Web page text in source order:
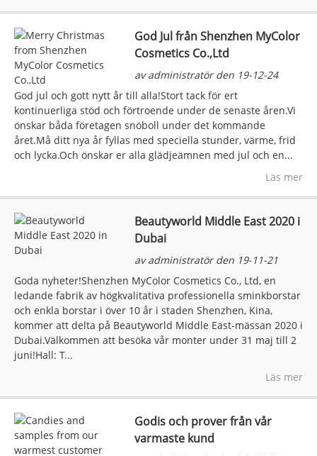
God Jul från Shenzhen MyColor
Cosmetics Co.,Ltd
av administratör den 19-12-24
God jul och gott nytt år till alla!Stort tack för ert
kontinuerliga stöd och förtroende under de senaste åren.Vi
önskar båda företagen snöboll under det kommande
året.Må ditt nya år fyllas med speciella stunder, värme, frid
och lycka.Och önskar er alla glädjeämnen med jul och en...
Läs mer
Beautyworld Middle East 2020 i
Dubai
av administratör den 19-11-21
Goda nyheter!Shenzhen MyColor Cosmetics Co., Ltd, en
ledande fabrik av högkvalitativa professionella sminkborstar
och enkla borstar i över 10 år i staden Shenzhen, Kina,
kommer att delta på Beautyworld Middle East-mässan 2020 i
Dubai.Välkommen att besöka vår monter under 31 maj till 2
juni!Hall: T...
Läs mer
Godis och prover från vår
varmaste kund